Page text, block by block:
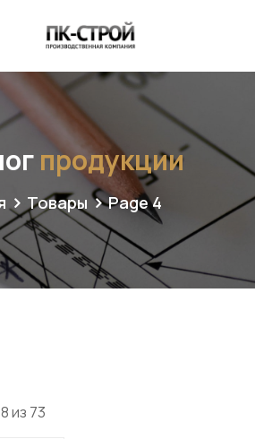
продукции
Товары Page 4
из 73